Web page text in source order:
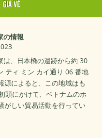
GIÁ VÉ
の情報
は、日本橋の遺跡から約 30
ティ ミン カイ通り 06 番地
源によると、この地域はも
頭にかけて、ベトナムのホ
がしい貿易活動を行ってい